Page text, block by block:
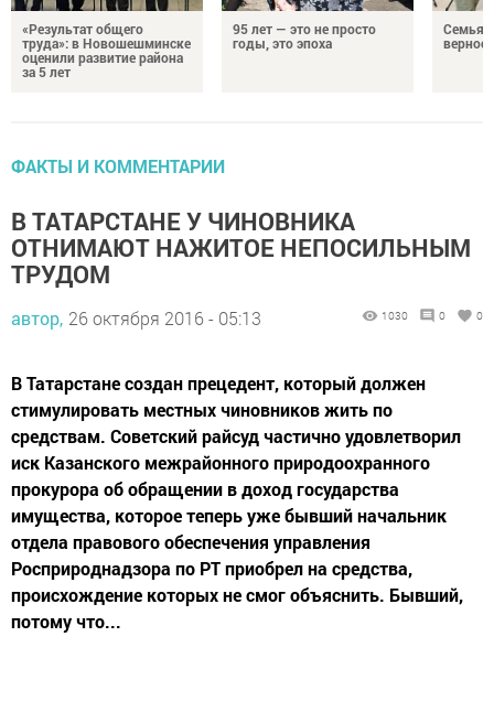
«Результат общего
труда»: в Новошешминске
оценили развитие района
за 5 лет
95 лет — это не просто
годы, это эпоха
Семья
ФАКТЫ И КОММЕНТАРИИ
В ТАТАРСТАНЕ У ЧИНОВНИКА
ОТНИМАЮТ НАЖИТОЕ НЕПОСИЛЬНЫМ
ТРУДОМ
автор, 26 октября 2016 - 05:13 1030 0 0
В Татарстане создан прецедент, который должен
стимулировать местных чиновников жить по
средствам. Советский райсуд частично удовлетворил
иск Казанского межрайонного природоохранного
прокурора об обращении в доход государства
имущества, которое теперь уже бывший начальник
отдела правового обеспечения управления
Росприроднадзора по РТ приобрел на средства,
происхождение которых не смог объяснить. Бывший,
потому что...